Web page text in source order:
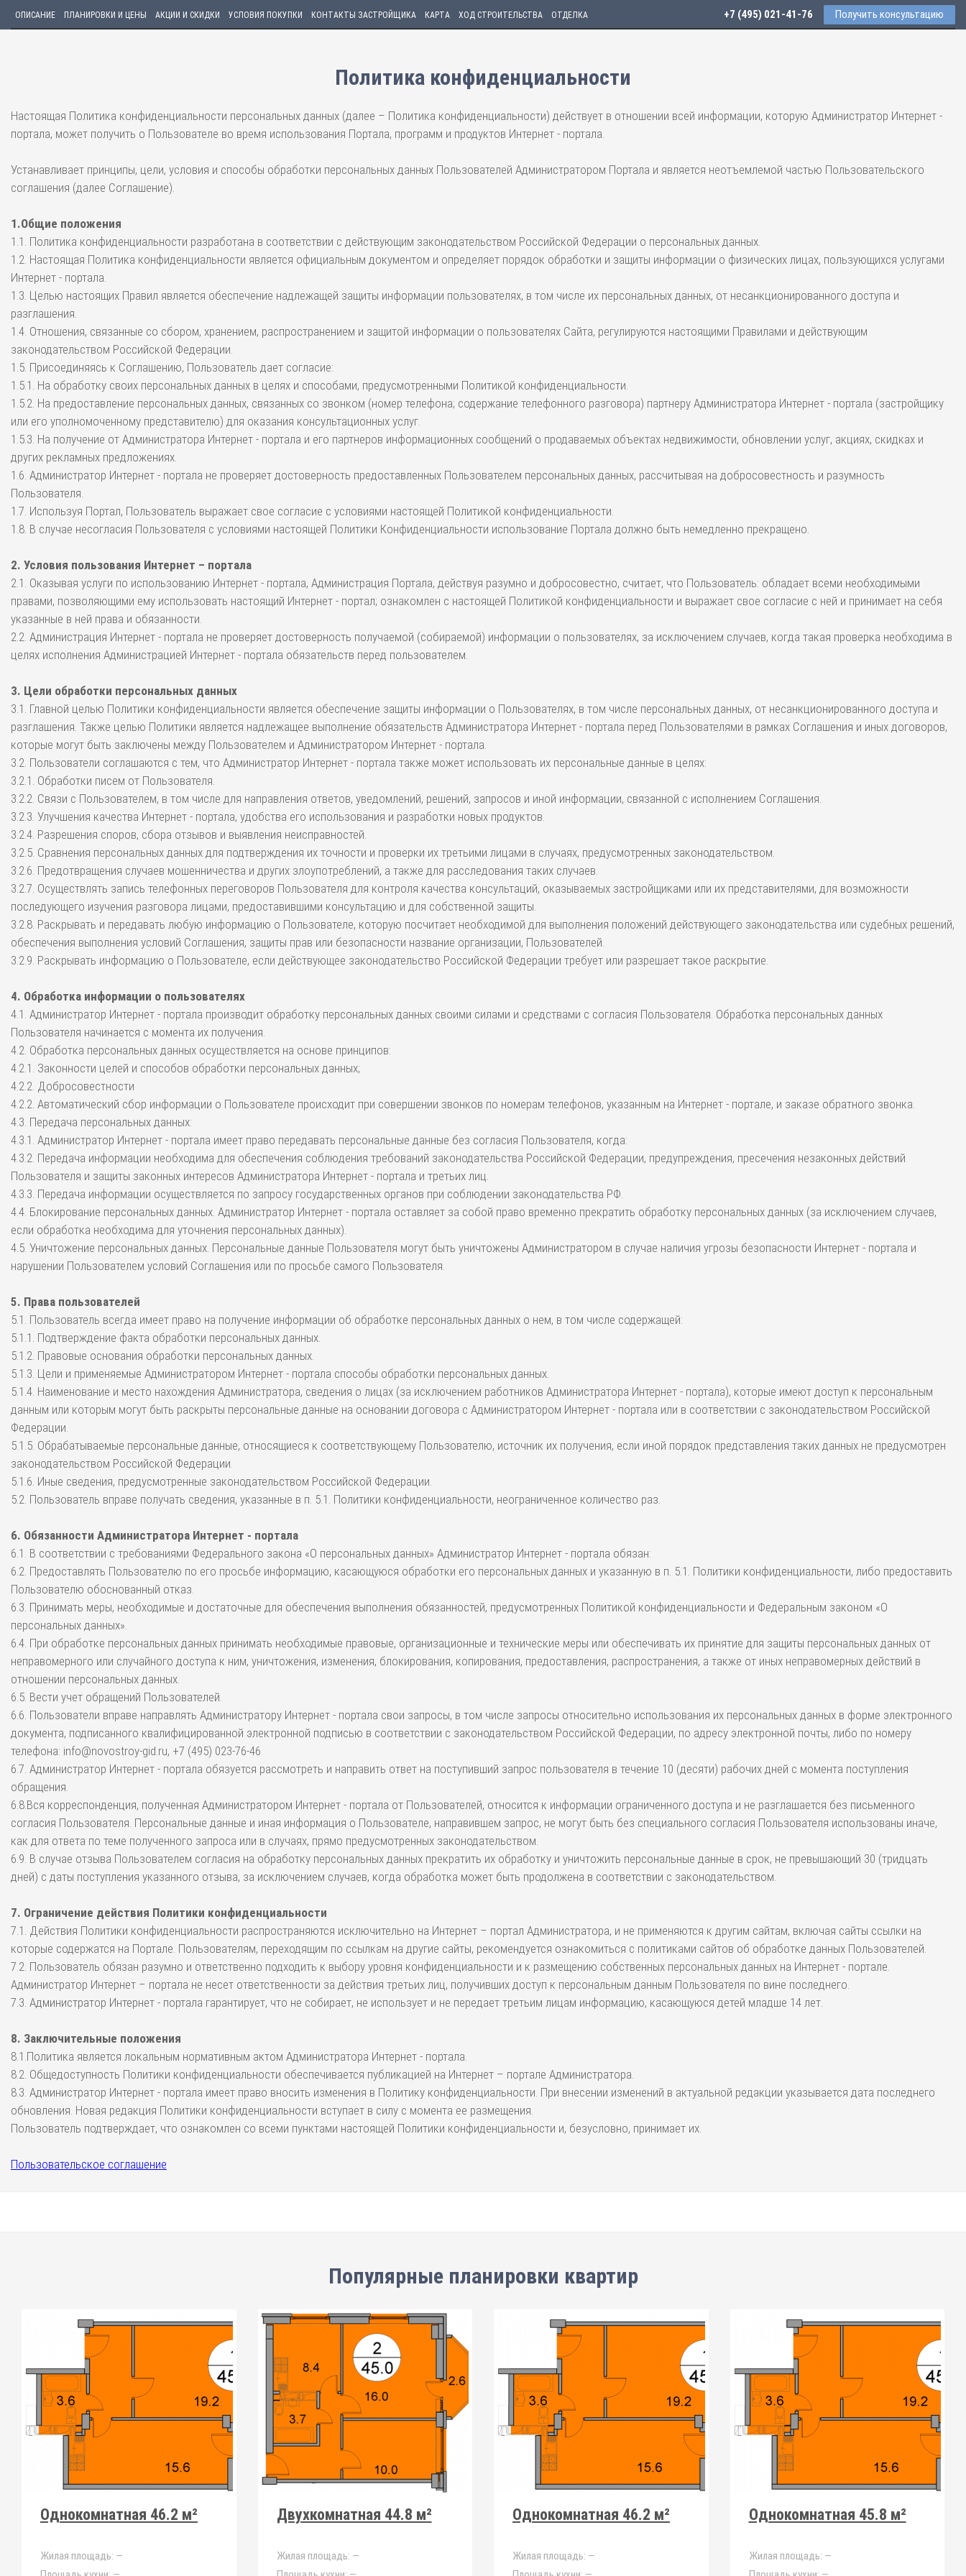
ОПИСАНИЕ ПЛАНИРОВКИ И ЦЕНЫ АКЦИИ И СКИДКИ УСЛОВИЯ ПОКУПКИ КОНТАКТЫ ЗАСТРОЙЩИКА КАРТА ХОД СТРОИТЕЛЬСТВА ОТДЕЛКА +7 (495) 021-41-76 Получить консультацию
Политика конфиденциальности
Настоящая Политика конфиденциальности персональных данных (далее – Политика конфиденциальности) действует в отношении всей информации, которую Администратор Интернет -
портала, может получить о Пользователе во время использования Портала, программ и продуктов Интернет - портала.
Устанавливает принципы, цели, условия и способы обработки персональных данных Пользователей Администратором Портала и является неотъемлемой частью Пользовательского
соглашения (далее Соглашение).
1.Общие положения
1.1. Политика конфиденциальности разработана в соответствии с действующим законодательством Российской Федерации о персональных данных.
1.2. Настоящая Политика конфиденциальности является официальным документом и определяет порядок обработки и защиты информации о физических лицах, пользующихся услугами
Интернет - портала.
1.3. Целью настоящих Правил является обеспечение надлежащей защиты информации пользователях, в том числе их персональных данных, от несанкционированного доступа и
разглашения.
1.4. Отношения, связанные со сбором, хранением, распространением и защитой информации о пользователях Сайта, регулируются настоящими Правилами и действующим
законодательством Российской Федерации.
1.5. Присоединяясь к Соглашению, Пользователь дает согласие:
1.5.1. На обработку своих персональных данных в целях и способами, предусмотренными Политикой конфиденциальности.
1.5.2. На предоставление персональных данных, связанных со звонком (номер телефона; содержание телефонного разговора) партнеру Администратора Интернет - портала (застройщику
или его уполномоченному представителю) для оказания консультационных услуг.
1.5.3. На получение от Администратора Интернет - портала и его партнеров информационных сообщений о продаваемых объектах недвижимости, обновлении услуг, акциях, скидках и
других рекламных предложениях.
1.6. Администратор Интернет - портала не проверяет достоверность предоставленных Пользователем персональных данных, рассчитывая на добросовестность и разумность
Пользователя.
1.7. Используя Портал, Пользователь выражает свое согласие с условиями настоящей Политикой конфиденциальности.
1.8. В случае несогласия Пользователя с условиями настоящей Политики Конфиденциальности использование Портала должно быть немедленно прекращено.
2. Условия пользования Интернет – портала
2.1. Оказывая услуги по использованию Интернет - портала, Администрация Портала, действуя разумно и добросовестно, считает, что Пользователь: обладает всеми необходимыми
правами, позволяющими ему использовать настоящий Интернет - портал; ознакомлен с настоящей Политикой конфиденциальности и выражает свое согласие с ней и принимает на себя
указанные в ней права и обязанности.
2.2. Администрация Интернет - портала не проверяет достоверность получаемой (собираемой) информации о пользователях, за исключением случаев, когда такая проверка необходима в
целях исполнения Администрацией Интернет - портала обязательств перед пользователем.
3. Цели обработки персональных данных
3.1. Главной целью Политики конфиденциальности является обеспечение защиты информации о Пользователях, в том числе персональных данных, от несанкционированного доступа и
разглашения. Также целью Политики является надлежащее выполнение обязательств Администратора Интернет - портала перед Пользователями в рамках Соглашения и иных договоров,
которые могут быть заключены между Пользователем и Администратором Интернет - портала.
3.2. Пользователи соглашаются с тем, что Администратор Интернет - портала также может использовать их персональные данные в целях:
3.2.1. Обработки писем от Пользователя.
3.2.2. Связи с Пользователем, в том числе для направления ответов, уведомлений, решений, запросов и иной информации, связанной с исполнением Соглашения.
3.2.3. Улучшения качества Интернет - портала, удобства его использования и разработки новых продуктов.
3.2.4. Разрешения споров, сбора отзывов и выявления неисправностей.
3.2.5. Сравнения персональных данных для подтверждения их точности и проверки их третьими лицами в случаях, предусмотренных законодательством.
3.2.6. Предотвращения случаев мошенничества и других злоупотреблений, а также для расследования таких случаев.
3.2.7. Осуществлять запись телефонных переговоров Пользователя для контроля качества консультаций, оказываемых застройщиками или их представителями, для возможности
последующего изучения разговора лицами, предоставившими консультацию и для собственной защиты.
3.2.8. Раскрывать и передавать любую информацию о Пользователе, которую посчитает необходимой для выполнения положений действующего законодательства или судебных решений,
обеспечения выполнения условий Соглашения, защиты прав или безопасности название организации, Пользователей.
3.2.9. Раскрывать информацию о Пользователе, если действующее законодательство Российской Федерации требует или разрешает такое раскрытие.
4. Обработка информации о пользователях
4.1. Администратор Интернет - портала производит обработку персональных данных своими силами и средствами с согласия Пользователя. Обработка персональных данных
Пользователя начинается с момента их получения.
4.2. Обработка персональных данных осуществляется на основе принципов:
4.2.1. Законности целей и способов обработки персональных данных;
4.2.2. Добросовестности
4.2.2. Автоматический сбор информации о Пользователе происходит при совершении звонков по номерам телефонов, указанным на Интернет - портале, и заказе обратного звонка.
4.3. Передача персональных данных:
4.3.1. Администратор Интернет - портала имеет право передавать персональные данные без согласия Пользователя, когда:
4.3.2. Передача информации необходима для обеспечения соблюдения требований законодательства Российской Федерации, предупреждения, пресечения незаконных действий
Пользователя и защиты законных интересов Администратора Интернет - портала и третьих лиц.
4.3.3. Передача информации осуществляется по запросу государственных органов при соблюдении законодательства РФ.
4.4. Блокирование персональных данных. Администратор Интернет - портала оставляет за собой право временно прекратить обработку персональных данных (за исключением случаев,
если обработка необходима для уточнения персональных данных).
4.5. Уничтожение персональных данных. Персональные данные Пользователя могут быть уничтожены Администратором в случае наличия угрозы безопасности Интернет - портала и
нарушении Пользователем условий Соглашения или по просьбе самого Пользователя.
5. Права пользователей
5.1. Пользователь всегда имеет право на получение информации об обработке персональных данных о нем, в том числе содержащей:
5.1.1. Подтверждение факта обработки персональных данных.
5.1.2. Правовые основания обработки персональных данных.
5.1.3. Цели и применяемые Администратором Интернет - портала способы обработки персональных данных.
5.1.4. Наименование и место нахождения Администратора, сведения о лицах (за исключением работников Администратора Интернет - портала), которые имеют доступ к персональным
данным или которым могут быть раскрыты персональные данные на основании договора с Администратором Интернет - портала или в соответствии с законодательством Российской
Федерации.
5.1.5. Обрабатываемые персональные данные, относящиеся к соответствующему Пользователю, источник их получения, если иной порядок представления таких данных не предусмотрен
законодательством Российской Федерации.
5.1.6. Иные сведения, предусмотренные законодательством Российской Федерации.
5.2. Пользователь вправе получать сведения, указанные в п. 5.1. Политики конфиденциальности, неограниченное количество раз.
6. Обязанности Администратора Интернет - портала
6.1. В соответствии с требованиями Федерального закона «О персональных данных» Администратор Интернет - портала обязан:
6.2. Предоставлять Пользователю по его просьбе информацию, касающуюся обработки его персональных данных и указанную в п. 5.1. Политики конфиденциальности, либо предоставить
Пользователю обоснованный отказ.
6.3. Принимать меры, необходимые и достаточные для обеспечения выполнения обязанностей, предусмотренных Политикой конфиденциальности и Федеральным законом «О
персональных данных».
6.4. При обработке персональных данных принимать необходимые правовые, организационные и технические меры или обеспечивать их принятие для защиты персональных данных от
неправомерного или случайного доступа к ним, уничтожения, изменения, блокирования, копирования, предоставления, распространения, а также от иных неправомерных действий в
отношении персональных данных.
6.5. Вести учет обращений Пользователей.
6.6. Пользователи вправе направлять Администратору Интернет - портала свои запросы, в том числе запросы относительно использования их персональных данных в форме электронного
документа, подписанного квалифицированной электронной подписью в соответствии с законодательством Российской Федерации, по адресу электронной почты, либо по номеру
телефона: info@novostroy-gid.ru, +7 (495) 023-76-46
6.7. Администратор Интернет - портала обязуется рассмотреть и направить ответ на поступивший запрос пользователя в течение 10 (десяти) рабочих дней с момента поступления
обращения.
6.8.Вся корреспонденция, полученная Администратором Интернет - портала от Пользователей, относится к информации ограниченного доступа и не разглашается без письменного
согласия Пользователя. Персональные данные и иная информация о Пользователе, направившем запрос, не могут быть без специального согласия Пользователя использованы иначе,
как для ответа по теме полученного запроса или в случаях, прямо предусмотренных законодательством.
6.9. В случае отзыва Пользователем согласия на обработку персональных данных прекратить их обработку и уничтожить персональные данные в срок, не превышающий 30 (тридцать
дней) с даты поступления указанного отзыва, за исключением случаев, когда обработка может быть продолжена в соответствии с законодательством.
7. Ограничение действия Политики конфиденциальности
7.1. Действия Политики конфиденциальности распространяются исключительно на Интернет – портал Администратора, и не применяются к другим сайтам, включая сайты ссылки на
которые содержатся на Портале. Пользователям, переходящим по ссылкам на другие сайты, рекомендуется ознакомиться с политиками сайтов об обработке данных Пользователей.
7.2. Пользователь обязан разумно и ответственно подходить к выбору уровня конфиденциальности и к размещению собственных персональных данных на Интернет - портале.
Администратор Интернет – портала не несет ответственности за действия третьих лиц, получивших доступ к персональным данным Пользователя по вине последнего.
7.3. Администратор Интернет - портала гарантирует, что не собирает, не использует и не передает третьим лицам информацию, касающуюся детей младше 14 лет.
8. Заключительные положения
8.1.Политика является локальным нормативным актом Администратора Интернет - портала.
8.2. Общедоступность Политики конфиденциальности обеспечивается публикацией на Интернет – портале Администратора.
8.3. Администратор Интернет - портала имеет право вносить изменения в Политику конфиденциальности. При внесении изменений в актуальной редакции указывается дата последнего
обновления. Новая редакция Политики конфиденциальности вступает в силу с момента ее размещения.
Пользователь подтверждает, что ознакомлен со всеми пунктами настоящей Политики конфиденциальности и, безусловно, принимает их.
Пользовательское соглашение
Популярные планировки квартир
Однокомнатная 46.2 м²
Жилая площадь: —
Двухкомнатная 44.8 м²
Жилая площадь: —
Однокомнатная 46.2 м²
Жилая площадь: —
Однокомнатная 45.8 м²
Жилая площадь: —